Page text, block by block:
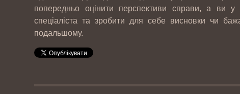
попередньо оцінити перспективи справи, а ви
спеціаліста та зробити для себе висновки чи
подальшому.
"СІГМЕД УКРАЇНА"
29-
09
Західний експертно-консалтинговий
центр